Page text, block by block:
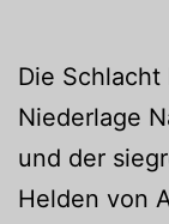
Die
Niederlage
und der
Helden von